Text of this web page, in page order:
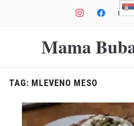
instagramfacebook mail
Mama
TAG: MLEVENO MESO